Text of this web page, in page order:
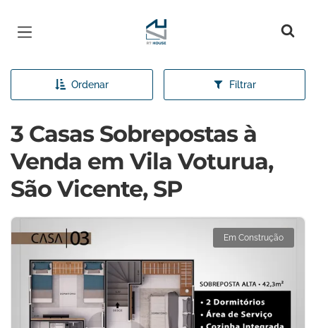
Página inicial
Ordenar Filtrar
3 Casas Sobrepostas à
Venda em Vila Voturua,
São Vicente, SP
Em Construção